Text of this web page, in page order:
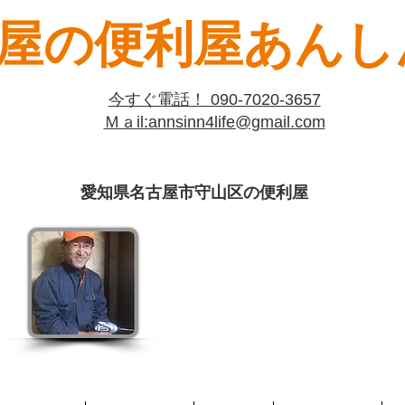
の便利屋あん
​今すぐ電話！ 090-7020-3657
​Ｍａil:​annsinn4life@gmail.com
愛知県名古屋市守山区の便利屋